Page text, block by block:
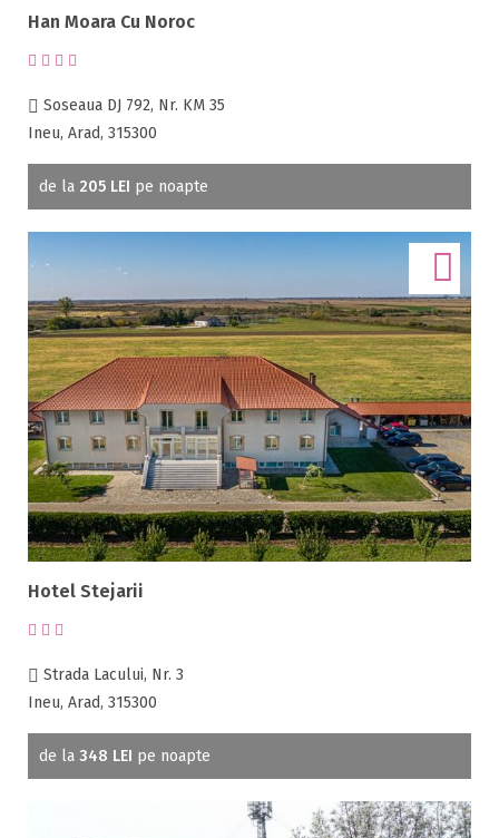
Pensiune completa
Demipensiune
Accepta animale
Accepta voucher vacanta
Acces bucatarie
ATV
Beauty center
Biliard
Cablu tv
Cazino
Ceaun
Ciubar
Crama
Cutie de valori
Discoteca
Echitatie
Fax
Ferma proprie
Frigider
Gradina / curte
Gratar
Inchirieri biciclete
Han Moara Cu Noroc
Soseaua DJ 792, Nr. KM 35
Ineu, Arad, 315300
de la 205 LEI pe noapte
Hotel Stejarii
Strada Lacului, Nr. 3
Ineu, Arad, 315300
de la 348 LEI pe noapte